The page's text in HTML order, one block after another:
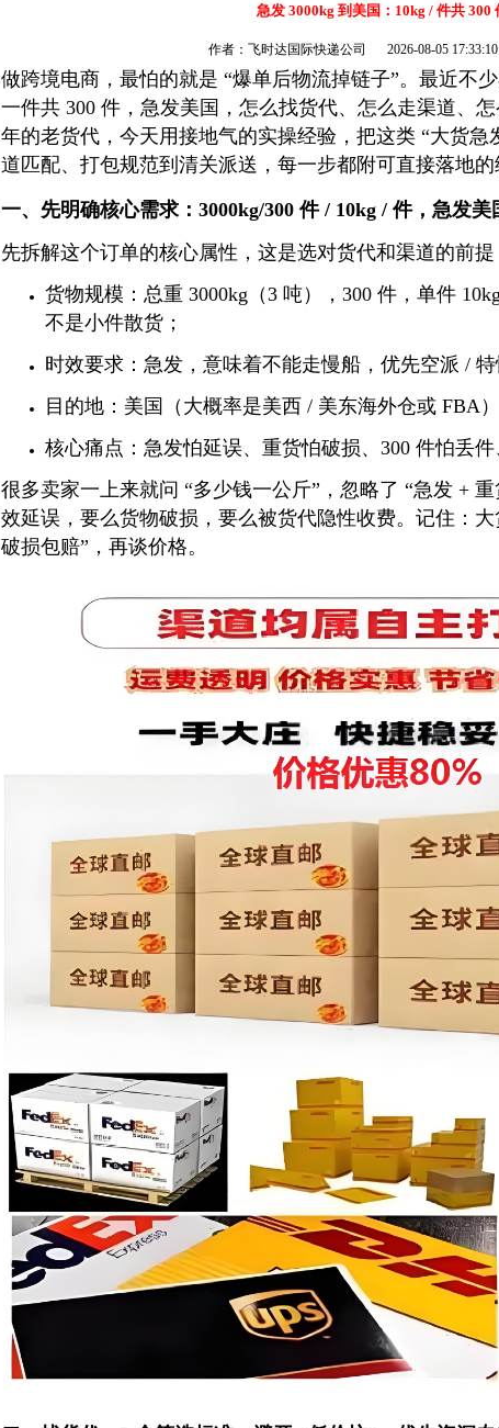
急发 3000kg 到美国：10kg / 件共 300
作者：飞时达国际快递公司 2026-08-05
做跨境电商，最怕的就是 “爆单后物流掉链子”。最近不
一件共 300 件，急发美国，怎么找货代、怎么走渠道、
年的老货代，今天用接地气的实操经验，把这类 “大货
道匹配、打包规范到清关派送，每一步都附可直接落地的
一、先明确核心需求：3000kg/300 件 / 10kg / 件，急发美
先拆解这个订单的核心属性，这是选对货代和渠道的前提
货物规模：总重 3000kg（3 吨），300 件，单件
不是小件散货；
时效要求：急发，意味着不能走慢船，优先空派 /
目的地：美国（大概率是美西 / 美东海外仓或 FBA
核心痛点：急发怕延误、重货怕破损、300 件怕丢
很多卖家一上来就问 “多少钱一公斤”，忽略了 “急发 +
效延误，要么货物破损，要么被货代隐性收费。记住：大
破损包赔”，再谈价格。